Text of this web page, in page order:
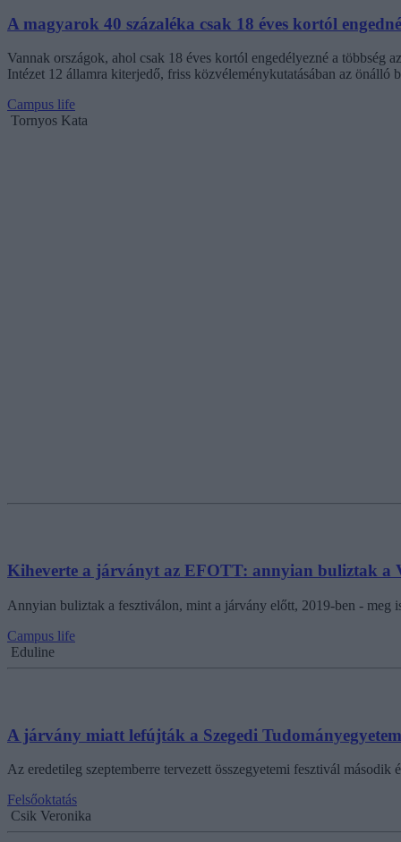
A magyarok 40 százaléka csak 18 éves kortól
Vannak országok, ahol csak 18 éves kortól engedélyezné a többség
Intézet 12 államra kiterjedő, friss közvéleménykutatásában az önálló
Campus life
Tornyos Kata
Kiheverte a járványt az EFOTT: annyian buliztak a
Annyian buliztak a fesztiválon, mint a járvány előtt, 2019-ben - meg
Campus life
Eduline
A járvány miatt lefújták a Szegedi
Az eredetileg szeptemberre tervezett összegyetemi fesztivál második
Felsőoktatás
Csik Veronika